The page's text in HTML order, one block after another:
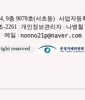
9층 9078호(서초동) 사업자등
-2261 개인정보관리자 : 나병철
메일 : nonno21p@naver.com
reserved